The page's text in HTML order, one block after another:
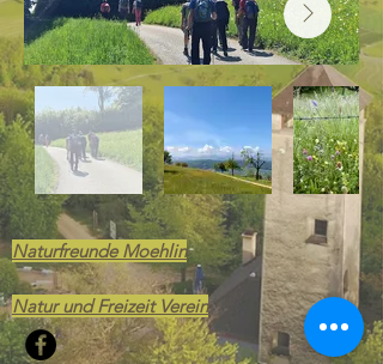
Naturfreunde Moehlin
Natur und Freizeit Verein